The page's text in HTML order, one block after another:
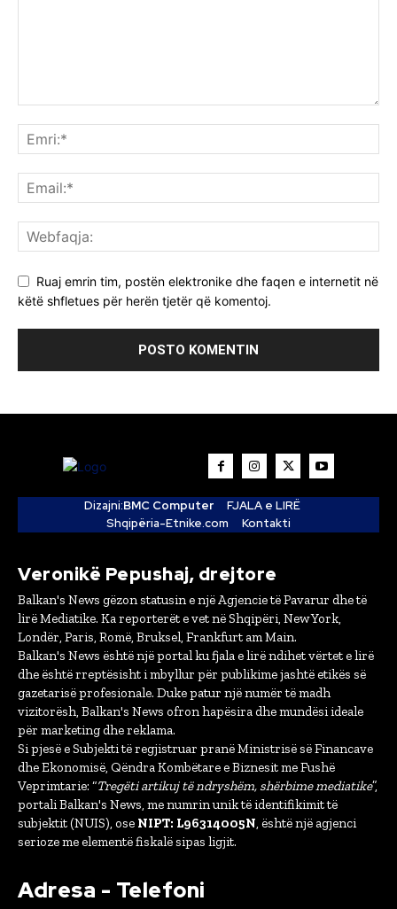
Ruaj emrin tim, postën elektronike dhe faqen e internetit në
këtë shfletues për herën tjetër që komentoj.
Dizajni:BMC Computer
FJALA e LIRË
Shqipëria-Etnike.com
Kontakti
Veronikë Pepushaj, drejtore
Balkan's News gëzon statusin e një Agjencie të Pavarur dhe të
lirë Mediatike. Ka reporterët e vet në Shqipëri, New York,
Londër, Paris, Romë, Bruksel, Frankfurt am Main.
Balkan's News është një portal ku fjala e lirë ndihet vërtet e lirë
dhe është rreptësisht i mbyllur për publikime jashtë etikës së
gazetarisë profesionale. Duke patur një numër të madh
vizitorësh, Balkan's News ofron hapësira dhe mundësi ideale
për marketing dhe reklama.
Si pjesë e Subjekti të regjistruar pranë Ministrisë së Financave
dhe Ekonomisë, Qëndra Kombëtare e Biznesit me Fushë
Veprimtarie: “Tregëti artikuj të ndryshëm, shërbime mediatike”,
portali Balkan's News, me numrin unik të identifikimit të
subjektit (NUIS), ose NIPT: L96314005N, është një agjenci
serioze me elementë fiskalë sipas ligjit.
Adresa - Telefoni